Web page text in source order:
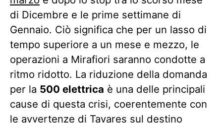
di Dicembre e le prime settimane di
Gennaio. Ciò significa che per un lasso di
tempo superiore a un mese e mezzo, le
operazioni a Mirafiori saranno condotte a
ritmo ridotto. La riduzione della domanda
per la 500 elettrica è una delle principali
cause di questa crisi, coerentemente con
le avvertenze di Tavares sul destino